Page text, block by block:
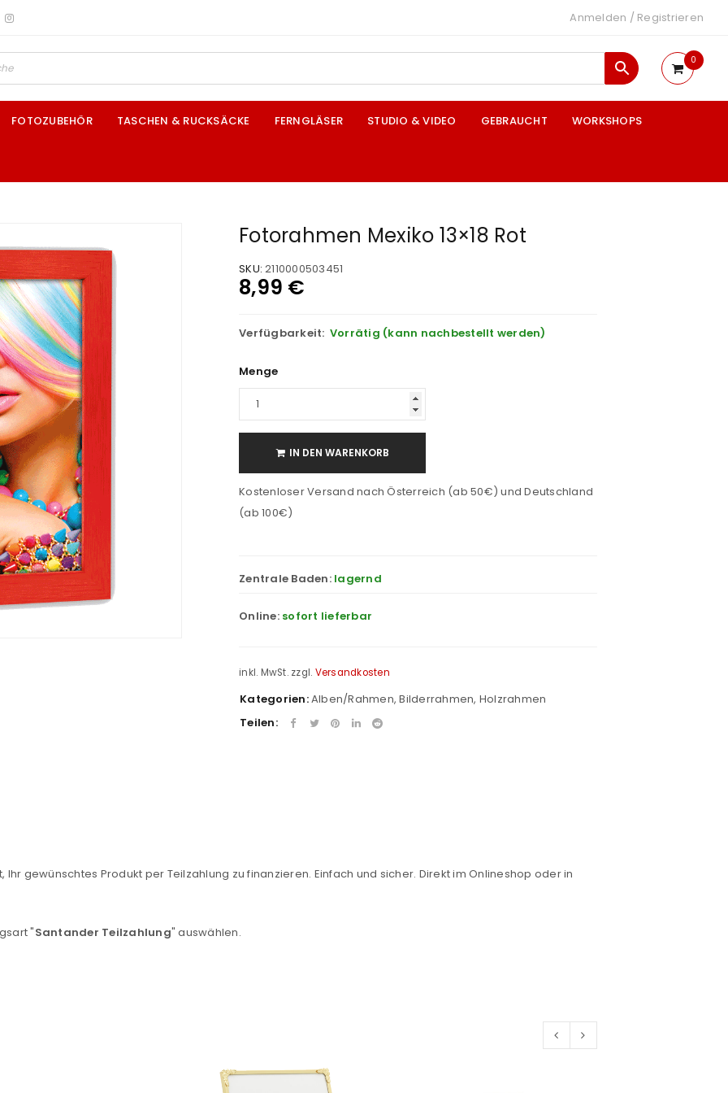
NEWSLETTER ABONNIEREN
Anmelden / Registrieren
0
FOTOZUBEHÖR TASCHEN & RUCKSÄCKE FERNGLÄSER STUDIO & VIDEO GEBRAUCHT WORKSHOPS
Fotorahmen Mexiko 13×18 Rot
SKU: 2110000503451
8,99 €
Verfügbarkeit: Vorrätig (kann nachbestellt werden)
Menge
IN DEN WARENKORB
Kostenloser Versand nach Österreich (ab 50€) und Deutschland
(ab 100€)
Zentrale Baden: lagernd
Online: sofort lieferbar
inkl. MwSt. zzgl. Versandkosten
Kategorien:Alben/Rahmen,Bilderrahmen, Holzrahmen
Teilen:
gewünschtes Produkt per Teilzahlung zu finanzieren. Einfach und sicher. Direkt im Onlineshop oder in
"Santander Teilzahlung" auswählen.